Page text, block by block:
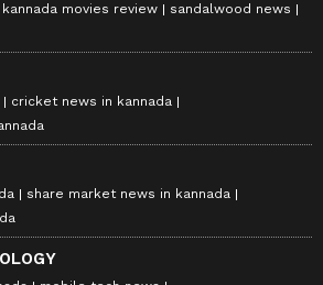
kannada movies review
sandalwood news
cricket news in kannada
share market news in kannada